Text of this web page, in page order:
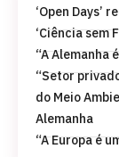
‘Open Days’
‘Ciência sem
“A Alemanha
“Setor
do Meio
Alemanha
“A Europa é